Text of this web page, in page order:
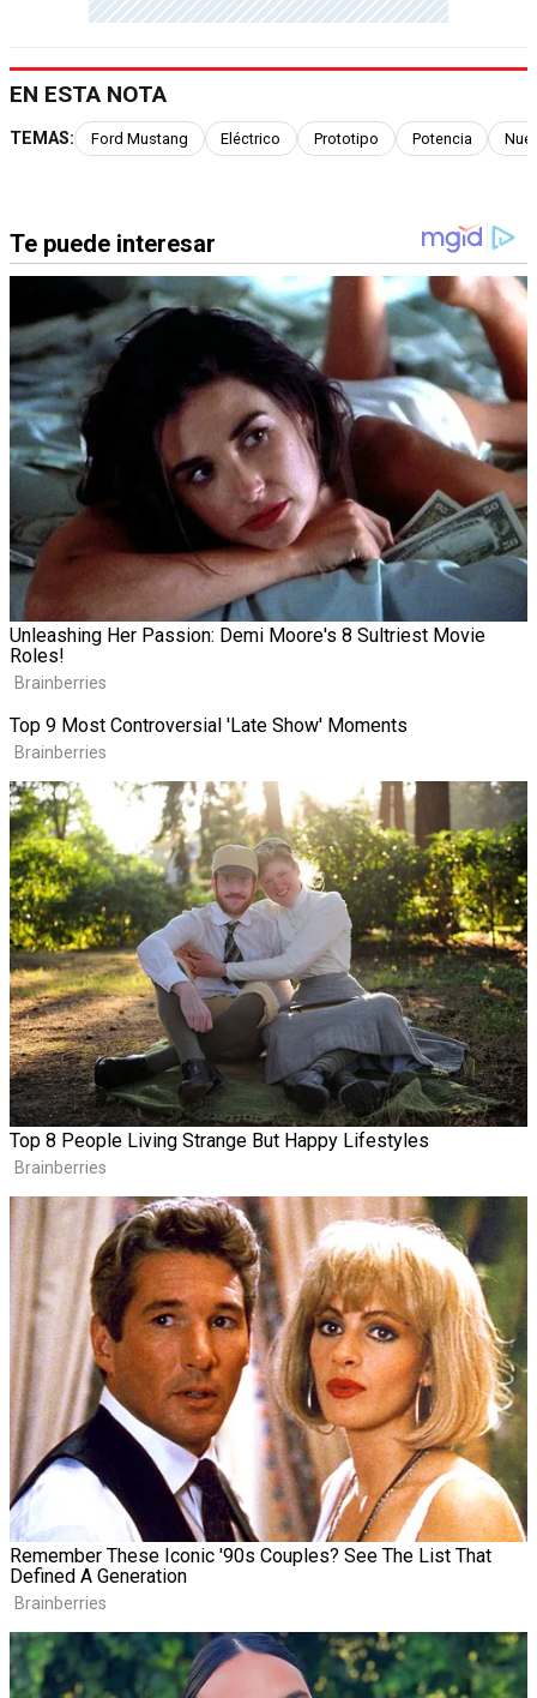
EN ESTA NOTA
TEMAS: Ford Mustang Eléctrico Prototipo Potencia